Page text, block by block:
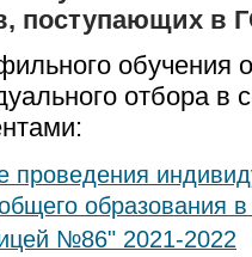
поступающих в
обучения
отбора в
проведения
образования
№86" 2021-2022